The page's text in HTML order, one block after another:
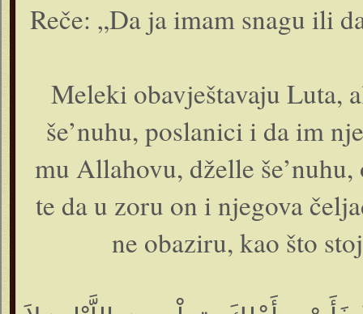
Reče: „Da ja imam snagu ili
Meleki obavještavaju Luta,
še’nuhu, poslanici i da im
mu Allahovu, dželle
te da u zoru on i njegova
ne obaziru, kao što